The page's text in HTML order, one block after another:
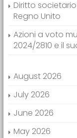
Diritto
Regno Unito
Azioni a voto
2024/2810 e il
August 2026
July 2026
June 2026
May 2026